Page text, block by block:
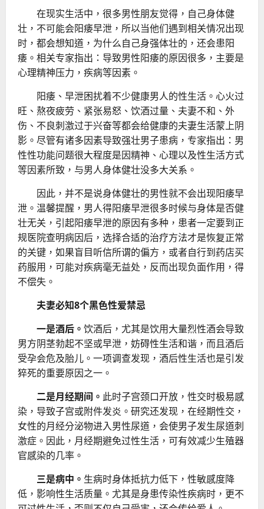
在现实生活中，很多男性朋友觉得，自己身体健
壮，不可能会阳痿早泄，所以当他们遇到相关情况出现
时，都会想知道，为什么自己身强体壮的，还会患阳
痿。相关专家指出：导致男性阳痿的原因很多，主要是
心理精神压力，疾病等因素。
阳痿、早泄困扰着不少健康男人的性生活。心火过
旺、熬夜疲劳、紧张易怒、饮酒过量、夫妻不和、外
伤、不良刺激过于兴奋等都会给健康的夫妻生活蒙上阴
影。尽管有诸多因素导致强壮男子患病，专家指出：男
性性功能问题很大程度是因精神、心理以及性生活方式
等因素所致，与男人身体健壮没多大关系。
因此，并不是说身体健壮的男性就不会出现阳痿早
泄。温馨提醒，男人得阳痿早泄很多时候与身体是否健
壮无关，引起阳痿早泄的原因有多种，患者一定要到正
规医院查明病因后，选择合适的治疗方法才是恢复正常
的关键，如果盲目听信所谓的偏方，或者自行到药店买
药服用，可能对疾病毫无益处，反而出现负面作用，得
不偿失。
夫妻必知8个黑色性爱禁忌
一是酒后。 饮酒后，尤其是饮用大量烈性酒会导致
男方阴茎勃起不坚或早泄，妨碍性生活和谐，而且酒后
受孕会危及胎儿。一项调查发现，酒后性生活也是引发
猝死的重要原因之一。
二是月经期间。 此时子宫颈口开放，性交时极易感
染，导致子宫或附件发炎。研究还发现，在经期性交，
女性的月经分泌物进入男性尿道，会使男子发生尿道刺
激症。因此，月经期避免过性生活，可有效减少生殖器
官感染的几率。
三是病中。 生病时身体抵抗力低下，性敏感度降
低，影响性生活质量。尤其是身患传染性疾病时，更不